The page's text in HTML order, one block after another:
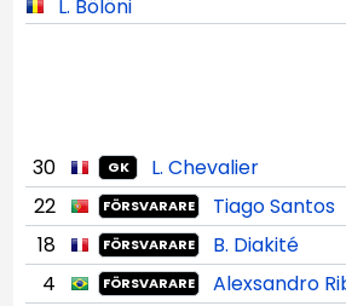
L. Bölöni
30 GK
L. Chevalier
22
FÖRSVARARE
Tiago Santos
18
FÖRSVARARE
B. Diakité
4
FÖRSVARARE
Alexsandro